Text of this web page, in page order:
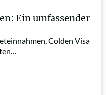
Ein umfassender
Golden Visa